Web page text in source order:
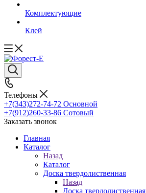
Комплектующие
Клей
Телефоны
+7(343)272-74-72 Основной
+7(912)260-33-86 Сотовый
Заказать звонок
Главная
Каталог
Назад
Каталог
Доска твердолиственная
Назад
Доска твердолиственная